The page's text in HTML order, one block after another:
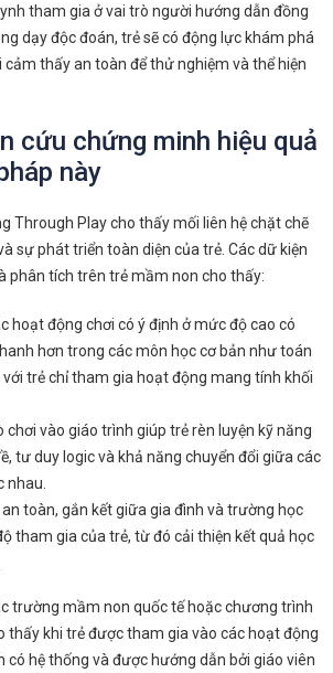
tham gia ở vai trò người hướng dẫn đồng
dạy độc đoán, trẻ sẽ có động lực khám phá
thấy an toàn để thử nghiệm và thể hiện
cứu chứng minh hiệu quả
này
Through Play cho thấy mối liên hệ chặt chẽ
sự phát triển toàn diện của trẻ. Các dữ kiện
phân tích trên trẻ mầm non cho thấy:
hoạt động chơi có ý định ở mức độ cao có
hơn trong các môn học cơ bản như toán
trẻ chỉ tham gia hoạt động mang tính khối
chơi vào giáo trình giúp trẻ rèn luyện kỹ năng
tư duy logic và khả năng chuyển đổi giữa các
nhau.
toàn, gắn kết giữa gia đình và trường học
tham gia của trẻ, từ đó cải thiện kết quả học
trường mầm non quốc tế hoặc chương trình
thấy khi trẻ được tham gia vào các hoạt động
có hệ thống và được hướng dẫn bởi giáo viên